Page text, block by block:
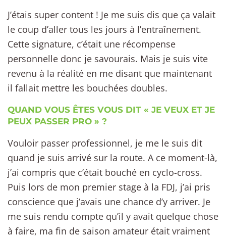
J’étais super content ! Je me suis dis que ça valait
le coup d’aller tous les jours à l’entraînement.
Cette signature, c’était une récompense
personnelle donc je savourais. Mais je suis vite
revenu à la réalité en me disant que maintenant
il fallait mettre les bouchées doubles.
QUAND VOUS ÊTES VOUS DIT « JE VEUX ET JE
PEUX PASSER PRO » ?
Vouloir passer professionnel, je me le suis dit
quand je suis arrivé sur la route. A ce moment-là,
j’ai compris que c’était bouché en cyclo-cross.
Puis lors de mon premier stage à la FDJ, j’ai pris
conscience que j’avais une chance d’y arriver. Je
me suis rendu compte qu’il y avait quelque chose
à faire, ma fin de saison amateur était vraiment